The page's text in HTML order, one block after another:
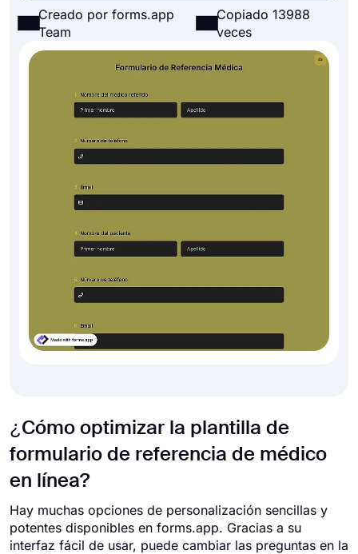
Creado por forms.app
Team
Copiado 13988
veces
¿Cómo optimizar la plantilla de
formulario de referencia de médico
en línea?
Hay muchas opciones de personalización sencillas y
potentes disponibles en forms.app. Gracias a su
interfaz fácil de usar, puede cambiar las preguntas en la